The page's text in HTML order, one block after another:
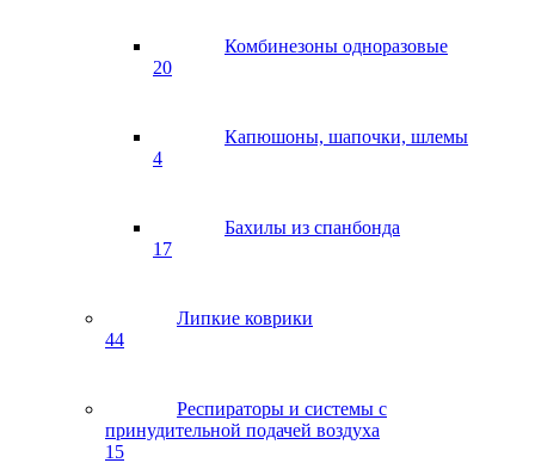
Комбинезоны одноразовые
20
Капюшоны, шапочки, шлемы
4
Бахилы из спанбонда
17
Липкие коврики
44
Респираторы и системы с
принудительной подачей воздуха
15